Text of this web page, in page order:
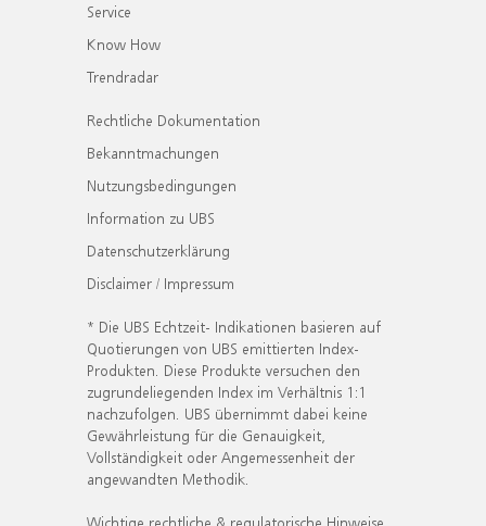
Service
Know How
Trendradar
Rechtliche Dokumentation
Bekanntmachungen
Nutzungsbedingungen
Information zu UBS
Datenschutzerklärung
Disclaimer / Impressum
* Die UBS Echtzeit- Indikationen basieren auf
Quotierungen von UBS emittierten Index-
Produkten. Diese Produkte versuchen den
zugrundeliegenden Index im Verhältnis 1:1
nachzufolgen. UBS übernimmt dabei keine
Gewährleistung für die Genauigkeit,
Vollständigkeit oder Angemessenheit der
angewandten Methodik.